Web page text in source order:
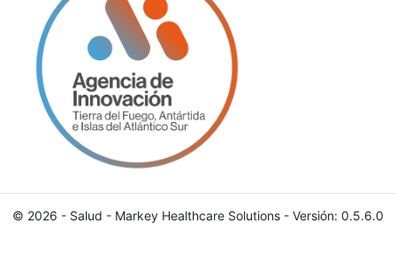
© 2026 - Salud - Markey Healthcare Solutions - Versión: 0.5.6.0